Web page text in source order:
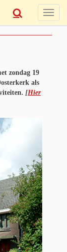
Toggle
zondag 19
als
[Hier